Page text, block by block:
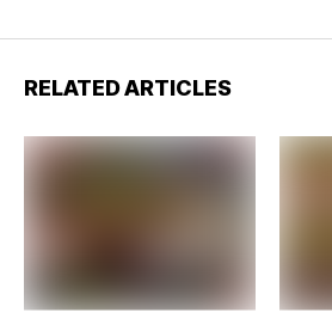
RELATED ARTICLES